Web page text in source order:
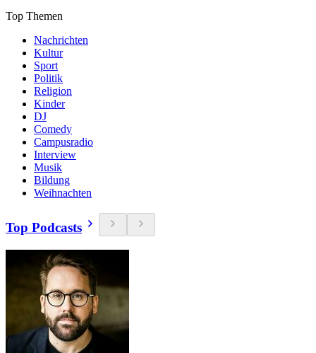
Top Themen
Nachrichten
Kultur
Sport
Politik
Religion
Kinder
DJ
Comedy
Campusradio
Interview
Musik
Bildung
Weihnachten
Top Podcasts